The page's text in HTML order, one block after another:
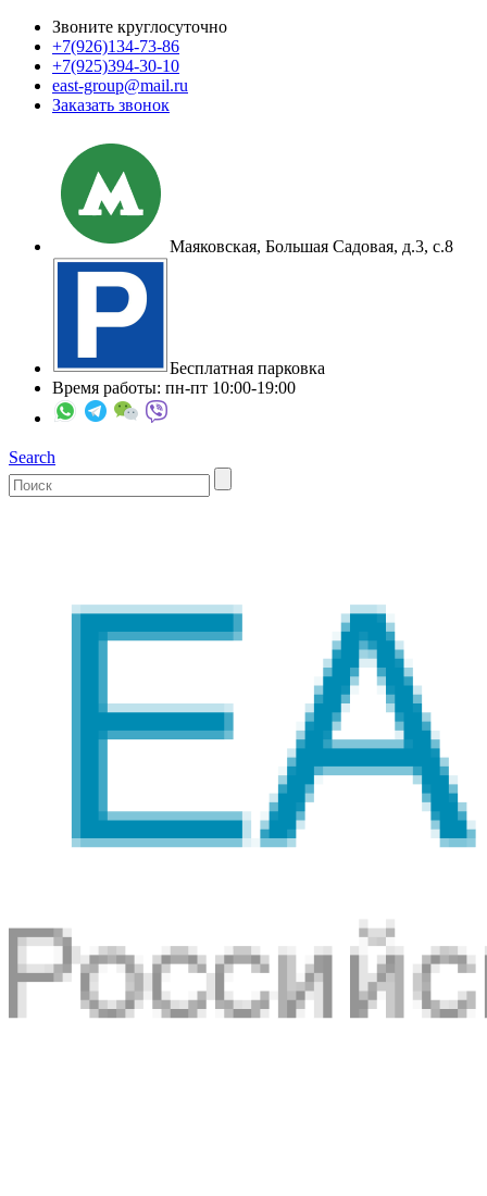
Звоните круглосуточно
+7(926)134-73-86
+7(925)394-30-10
east-group@mail.ru
Заказать звонок
Маяковская, Большая Садовая, д.3, с.8
Бесплатная парковка
Время работы: пн-пт 10:00-19:00
Search